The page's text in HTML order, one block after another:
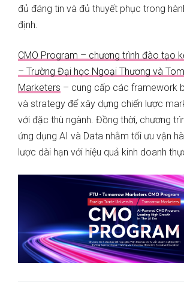
đủ đáng tin và đủ thuyết phục trong
định.
CMO Program – chương trình đào tạo
– Trường Đại học Ngoại Thương và
Marketers – cung cấp các framework
và strategy để xây dựng chiến lược
với đặc thù ngành. Đồng thời, chương
ứng dụng AI và Data nhằm tối ưu vận
lược dài hạn với hiệu quả kinh doanh